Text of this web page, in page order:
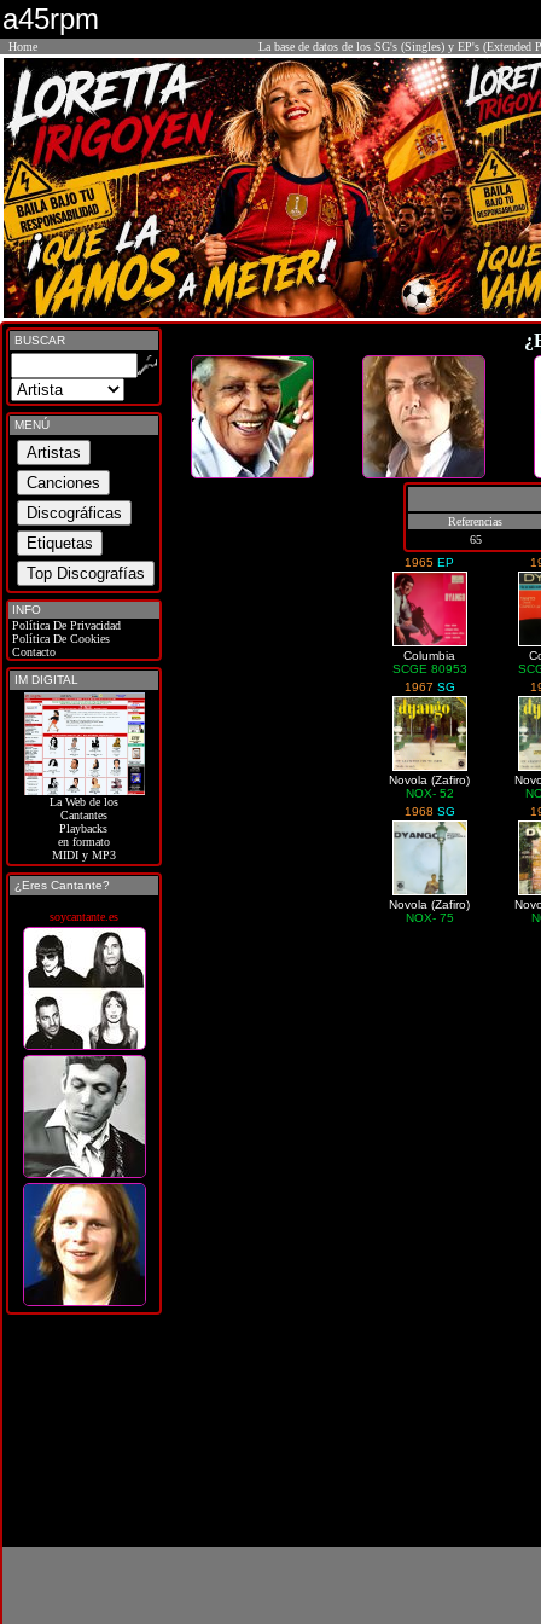
a45rpm
Home La base de datos de los SG's (Singles) y EP's (Extended
BUSCAR
MENÚ
INFO
Política De Privacidad
Política De Cookies
Contacto
IM DIGITAL
La Web de los
Cantantes
Playbacks
en formato
MIDI y MP3
¿Eres Cantante?
soycantante.es
Referencias
65
1965EP
Columbia
SCGE 80953
1967 SG
Novola (Zafiro)
NOX- 52
1968 SG
Novola (Zafiro)
NOX- 75